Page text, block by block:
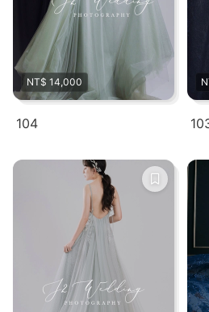
NT$ 14,000
104